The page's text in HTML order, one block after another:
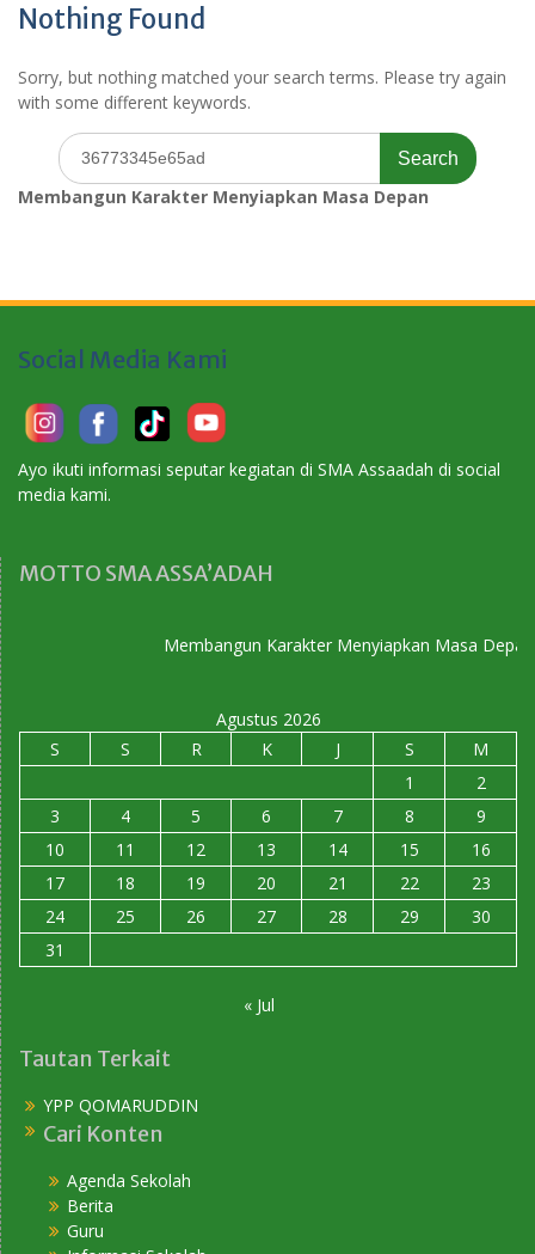
Nothing Found
Sorry, but nothing matched your search terms. Please try again
with some different keywords.
Search
for:
Membangun Karakter Menyiapkan Masa Depan
Social Media Kami
Ayo ikuti informasi seputar kegiatan di SMA Assaadah di social
media kami.
MOTTO SMA ASSA’ADAH
Membangun Karakter Menyiapkan Masa Depan
Agustus 2026
S
S R K J S
M
1
2
3
4 5 6 7 8
9
10
11 12 13 14 15
16
17
18 19 20 21 22
23
24
25 26 27 28 29
30
31
« Jul
Tautan Terkait
YPP QOMARUDDIN
Cari Konten
Agenda Sekolah
Berita
Guru